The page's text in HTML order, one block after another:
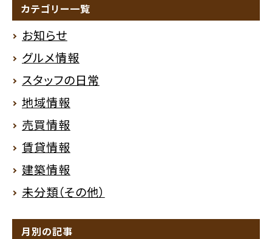
カテゴリー一覧
お知らせ
グルメ情報
スタッフの日常
地域情報
売買情報
賃貸情報
建築情報
未分類（その他）
月別の記事